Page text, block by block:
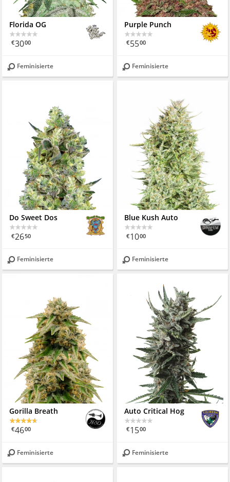
Florida OG
€3000
Feminisierte
Purple Punch
€5500
Feminisierte
Do Sweet Dos
€2650
Feminisierte
Blue Kush Auto
€1000
Feminisierte
Gorilla Breath
€4600
Feminisierte
Auto Critical Hog
€1500
Feminisierte